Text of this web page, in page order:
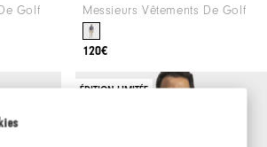
Golf Messieurs Vêtements De Golf
120€
ÉDITION LIMITÉE